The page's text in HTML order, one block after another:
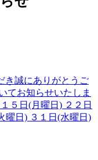
き誠にありがとうご
てお知らせいたしま
５日(月曜日) ２２日
曜日) ３１日(水曜日)